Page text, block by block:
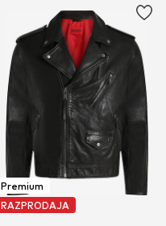
Premium
RAZPRODAJA